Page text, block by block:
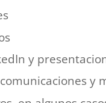
y
y